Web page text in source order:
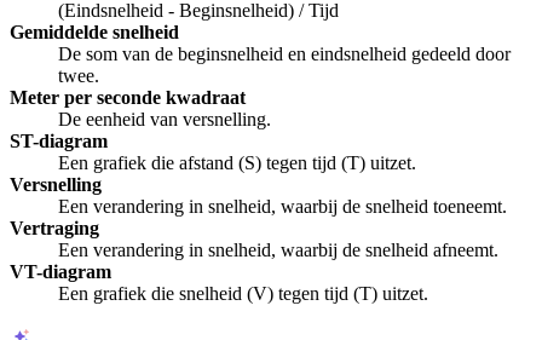
(Eindsnelheid - Beginsnelheid) / Tijd
Gemiddelde snelheid
De som van de beginsnelheid en eindsnelheid gedeeld door
twee.
Meter per seconde kwadraat
De eenheid van versnelling.
ST-diagram
Een grafiek die afstand (S) tegen tijd (T) uitzet.
Versnelling
Een verandering in snelheid, waarbij de snelheid toeneemt.
Vertraging
Een verandering in snelheid, waarbij de snelheid afneemt.
VT-diagram
Een grafiek die snelheid (V) tegen tijd (T) uitzet.